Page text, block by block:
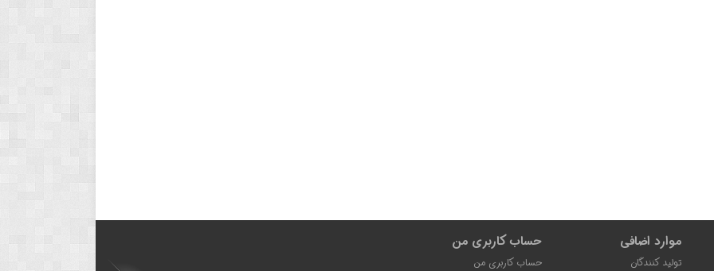
موارد اضافی
تولید کنندگان
حساب کاربری من
حساب کاربری من